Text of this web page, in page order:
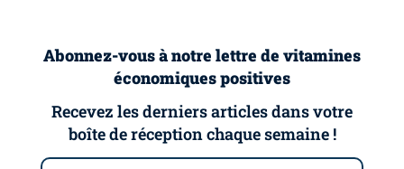
Abonnez-vous à notre lettre de vitamines
économiques positives
Recevez les derniers articles dans votre
boîte de réception chaque semaine !